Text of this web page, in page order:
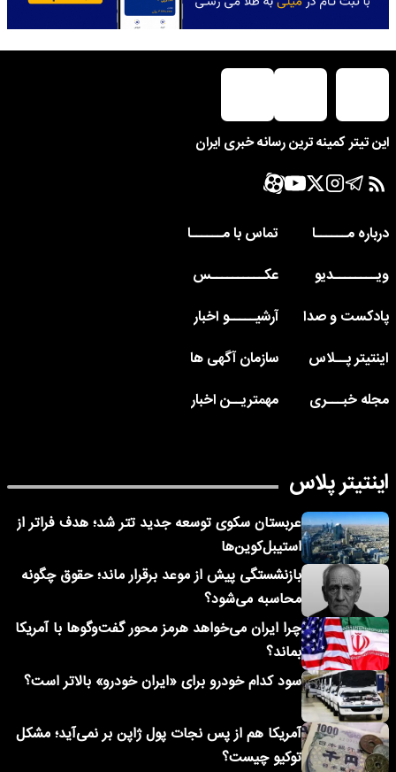
این تیتر کمینه ترین رسانه خبری ایران
درباره مــــــا
تماس با مــــــا
ویــــــــدیو
عکــــــــــس
پادکست و صدا
آرشیـــــو اخبار
اینتیتر پــلاس
سازمان آگهی ها
مجله خبـــری
مهمتریــن اخبار
اینتیتر پلاس
عربستان سکوی توسعه جدید تتر شد؛ هدف فراتر از
استیبل‌کوین‌ها
بازنشستگی پیش از موعد برقرار ماند؛ حقوق چگونه
محاسبه می‌شود؟
چرا ایران می‌خواهد هرمز محور گفت‌وگوها با آمریکا
بماند؟
سود کدام خودرو برای «ایران خودرو» بالاتر است؟
آمریکا هم از پس نجات پول ژاپن بر نمی‌آید؛ مشکل
توکیو چیست؟